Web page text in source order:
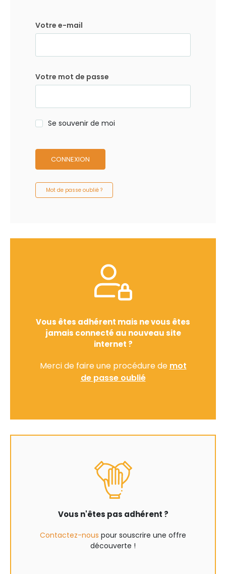
Votre e-mail
Votre mot de passe
Se souvenir de moi
CONNEXION
Mot de passe oublié ?
Vous êtes adhérent mais ne vous êtes
jamais connecté au nouveau site
internet ?
Merci de faire une procédure de mot
de passe oublié
Vous n'êtes pas adhérent ?
Contactez-nous pour souscrire une offre
découverte !